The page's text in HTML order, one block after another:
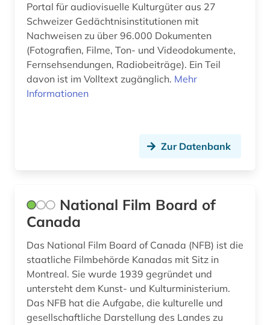
medienkunst (1)
medientheorie (1)
medienwissenschaft (2)
museologie (1)
nachhaltigkeit (2)
nasa (1)
nationalsozialismus (1)
Portal für audiovisuelle Kulturgüter aus 27
Schweizer Gedächtnisinstitutionen mit
Nachweisen zu über 96.000 Dokumenten
(Fotografien, Filme, Ton- und Videodokumente,
Fernsehsendungen, Radiobeiträge). Ein Teil
davon ist im Volltext zugänglich. Mehr
Informationen
Zur Datenbank
National Film Board of
Canada
Das National Film Board of Canada (NFB) ist die
staatliche Filmbehörde Kanadas mit Sitz in
Montreal. Sie wurde 1939 gegründet und
untersteht dem Kunst- und Kulturministerium.
Das NFB hat die Aufgabe, die kulturelle und
gesellschaftliche Darstellung des Landes zu